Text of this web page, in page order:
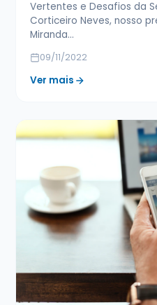
Vertentes e Desafios da
Corticeiro Neves, nosso
Miranda…
09/11/2022
Ver mais